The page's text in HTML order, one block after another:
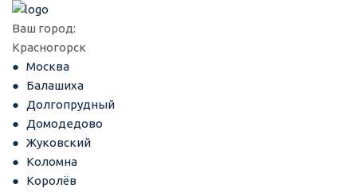
Ваш город:
Красногорск
Москва
Балашиха
Долгопрудный
Домодедово
Жуковский
Коломна
Королёв